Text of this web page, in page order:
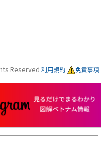
Reserved 利用規約 免責事項